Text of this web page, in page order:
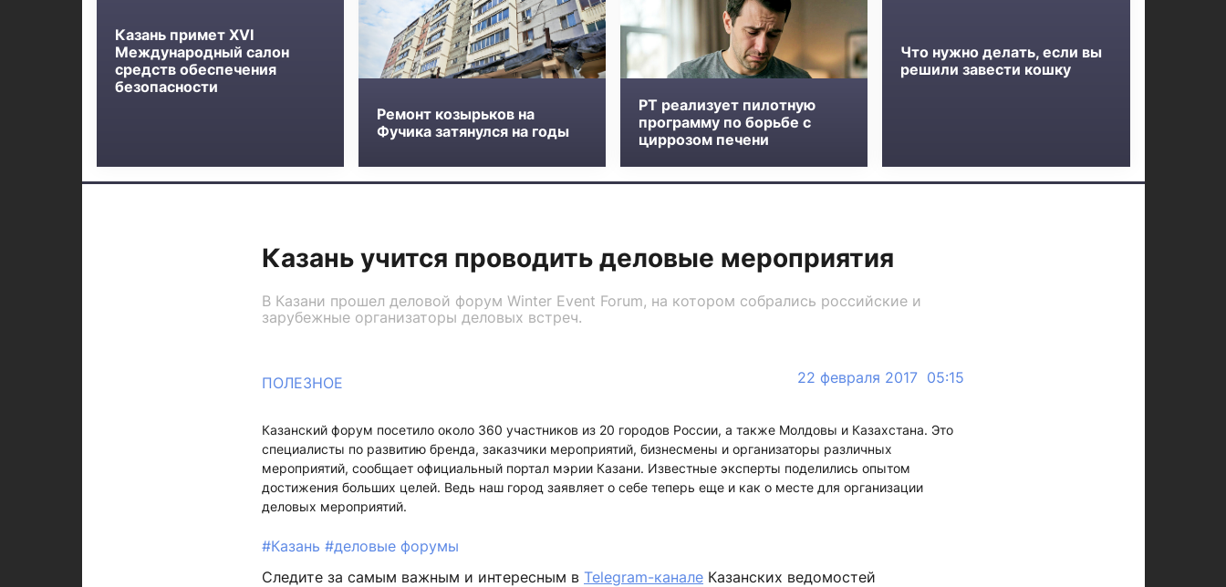
Казань примет XVI
Международный салон
средств обеспечения
безопасности
Ремонт козырьков на
Фучика затянулся на годы
РТ реализует пилотную
программу по борьбе с
циррозом печени
Что нужно делать, если вы
решили завести кошку
Казань учится проводить деловые мероприятия
В Казани прошел деловой форум Winter Event Forum, на котором собрались российские и
зарубежные организаторы деловых встреч.
ПОЛЕЗНОЕ 22 февраля 2017 05:15
Казанский форум посетило около 360 участников из 20 городов России, а также Молдовы и Казахстана. Это
специалисты по развитию бренда, заказчики мероприятий, бизнесмены и организаторы различных
мероприятий, сообщает официальный портал мэрии Казани. Известные эксперты поделились опытом
достижения больших целей. Ведь наш город заявляет о себе теперь еще и как о месте для организации
деловых мероприятий.
#Казань #деловые форумы
Следите за самым важным и интересным в Telegram-канале Казанских ведомостей